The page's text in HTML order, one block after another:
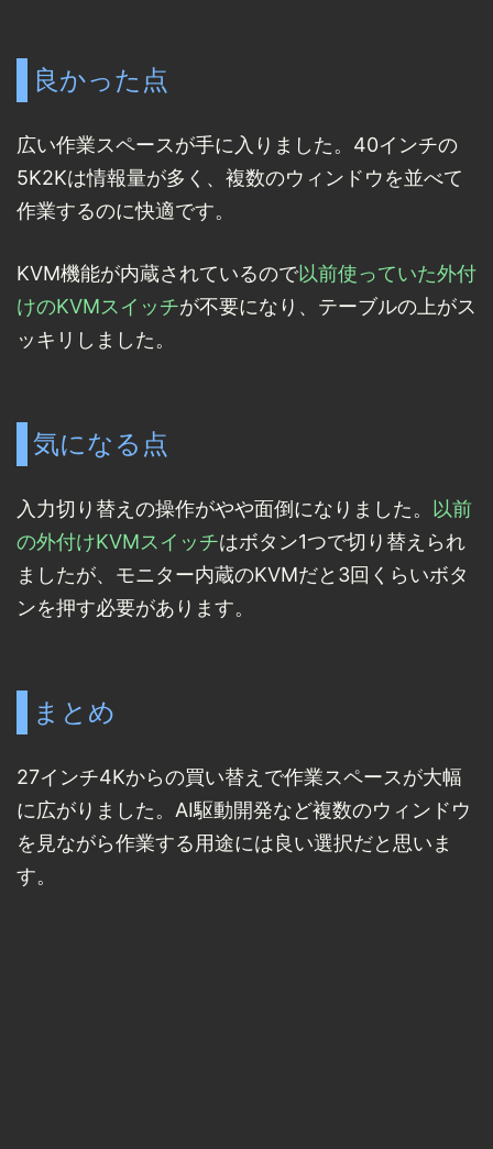
良かった点
広い作業スペースが手に入りました。40インチの
5K2Kは情報量が多く、複数のウィンドウを並べて
作業するのに快適です。
KVM機能が内蔵されているので以前使っていた外付
けのKVMスイッチが不要になり、テーブルの上がス
ッキリしました。
気になる点
入力切り替えの操作がやや面倒になりました。
以前
の外付けKVMスイッチはボタン1つで切り替えられ
ましたが、モニター内蔵のKVMだと3回くらいボタ
ンを押す必要があります。
まとめ
27インチ4Kからの買い替えで作業スペースが大幅
に広がりました。AI駆動開発など複数のウィンドウ
を見ながら作業する用途には良い選択だと思いま
す。